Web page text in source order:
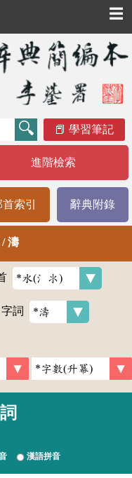
☰
學習筆記
進階檢索
索引 辭典附錄
/ 濤
字詞
漢語拼音